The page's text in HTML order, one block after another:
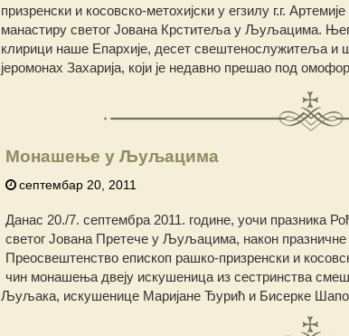
призренски и косовско-метохијски у егзилу г.г.
манастиру светог Јована Крститеља у Љуљацима.
клирици наше Епархије, десет свештенослужитеља и
јеромонах Захарија, који је недавно прешао под
Монашење у Љуљацима
септембар 20, 2011
Данас 20./7. септембра 2011. године, уочи празника
светог Јована Претече у Љуљацима, након
Преосвештенство епископ рашко-призренски и
чин монашења двеју искушеница из сестринства
Љуљака, искушенице Маријане Ђурић и Бисерке